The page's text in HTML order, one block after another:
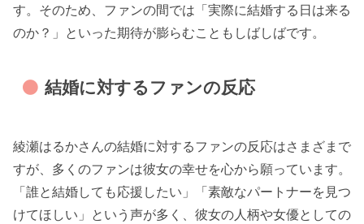
す。そのため、ファンの間では「実際に結婚する日は来る
のか？」といった期待が膨らむこともしばしばです。
結婚に対するファンの反応
綾瀬はるかさんの結婚に対するファンの反応はさまざまで
すが、多くのファンは彼女の幸せを心から願っています。
「誰と結婚しても応援したい」「素敵なパートナーを見つ
けてほしい」という声が多く、彼女の人柄や女優としての